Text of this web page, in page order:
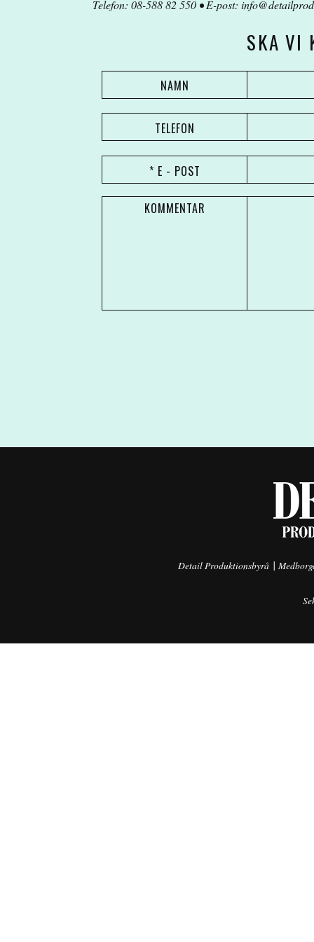
Telefon: 08-588 82 550 • E-post:
SKA VI
NAMN
TELEFON
* E - POST
KOMMENTAR
Detail Produktionsbyrå |